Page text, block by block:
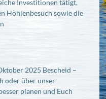
Investitionen tätigt,
Höhlenbesuch sowie die
2025 Bescheid –
oder über unser
planen und Euch